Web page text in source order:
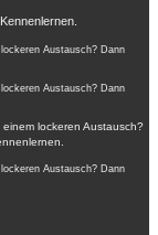
Austausch? Dann
Austausch? Dann
lockeren Austausch?
Austausch? Dann